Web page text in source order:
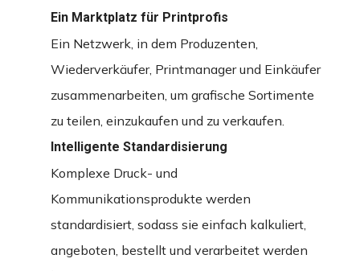
Ein Marktplatz für Printprofis
Ein Netzwerk, in dem Produzenten,
Wiederverkäufer, Printmanager und Einkäufer
zusammenarbeiten, um grafische Sortimente
zu teilen, einzukaufen und zu verkaufen.
Intelligente Standardisierung
Komplexe Druck- und
Kommunikationsprodukte werden
standardisiert, sodass sie einfach kalkuliert,
angeboten, bestellt und verarbeitet werden